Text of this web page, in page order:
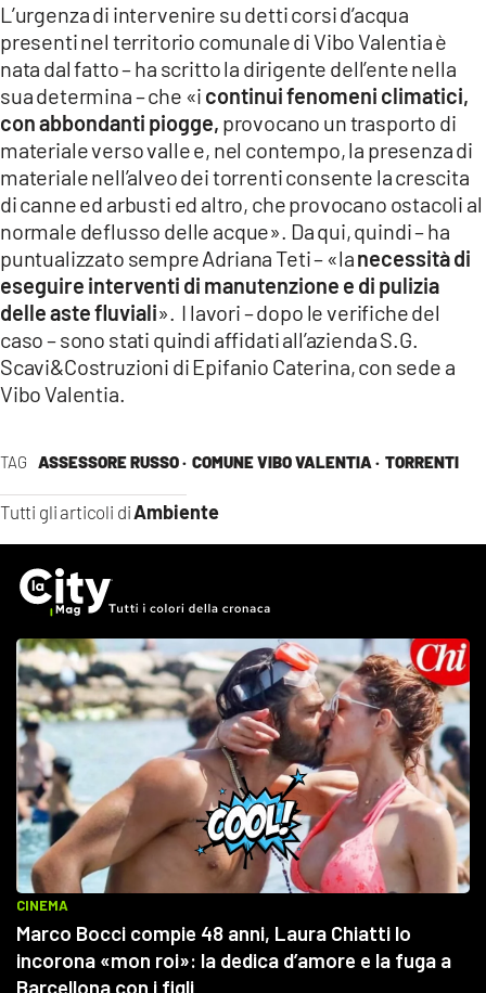
TAG ASSESSORE RUSSO · COMUNE VIBO VALENTIA · TORRENTI
Tutti gli articoli diAmbiente
L’urgenza di intervenire su detti corsi d’acqua
presenti nel territorio comunale di Vibo Valentia è
nata dal fatto – ha scritto la dirigente dell’ente nella
sua determina – che «i continui fenomeni climatici,
con abbondanti piogge, provocano un trasporto di
materiale verso valle e, nel contempo, la presenza di
materiale nell’alveo dei torrenti consente la crescita
di canne ed arbusti ed altro, che provocano ostacoli al
normale deflusso delle acque». Da qui, quindi – ha
puntualizzato sempre Adriana Teti – «lanecessità di
eseguire interventi di manutenzione e di pulizia
delle aste fluviali». I lavori – dopo le verifiche del
caso – sono stati quindi affidati all’azienda S.G.
Scavi&Costruzioni di Epifanio Caterina, con sede a
Vibo Valentia.